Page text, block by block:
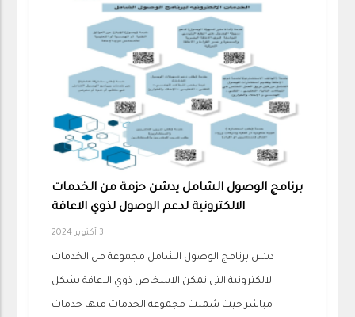
برنامج الوصول الشامل يدشن حزمة من الخدمات
الالكترونية لدعم الوصول لذوي الاعاقة
3 أكتوبر 2024
دشن برنامج الوصول الشامل مجموعة من الخدمات
الالكترونية التى تمكن الاشخاص ذوي الاعاقة بشكل
مباشر حيث شملت مجموعة الخدمات منها خدمات